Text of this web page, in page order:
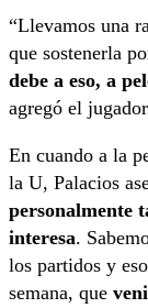
“Llevamos una
que sostenerla
debe a eso, a
agregó el
En cuando a la
la U, Palacios
personalmente
interesa.
los partidos y
semana, que